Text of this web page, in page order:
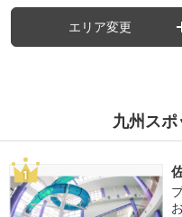
エリア変更
九州ス